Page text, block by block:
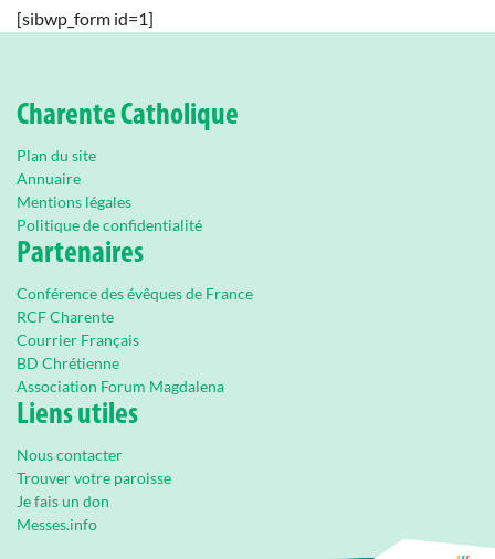
[sibwp_form id=1]
Charente Catholique
Plan du site
Annuaire
Mentions légales
Politique de confidentialité
Partenaires
Conférence des évêques de France
RCF Charente
Courrier Français
BD Chrétienne
Association Forum Magdalena
Liens utiles
Nous contacter
Trouver votre paroisse
Je fais un don
Messes.info